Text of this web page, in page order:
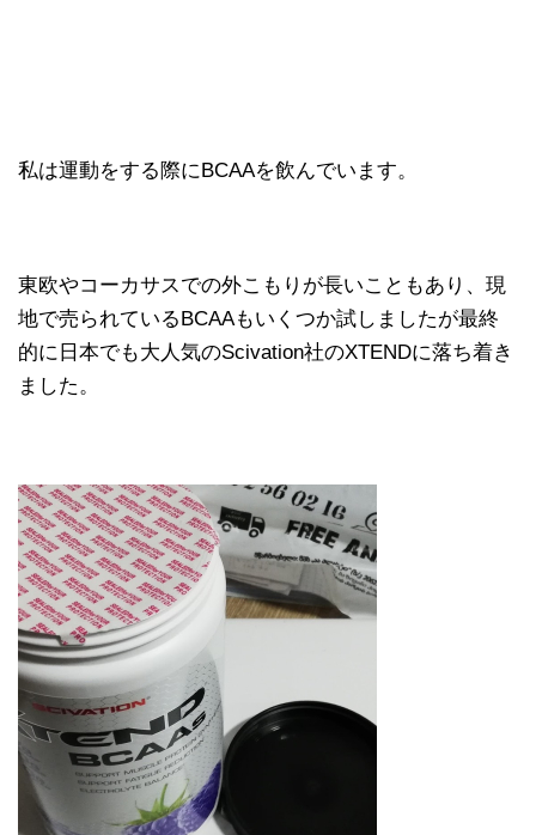
私は運動をする際にBCAAを飲んでいます。
東欧やコーカサスでの外こもりが長いこともあり、現
地で売られているBCAAもいくつか試しましたが最終
的に日本でも大人気のScivation社のXTENDに落ち着き
ました。